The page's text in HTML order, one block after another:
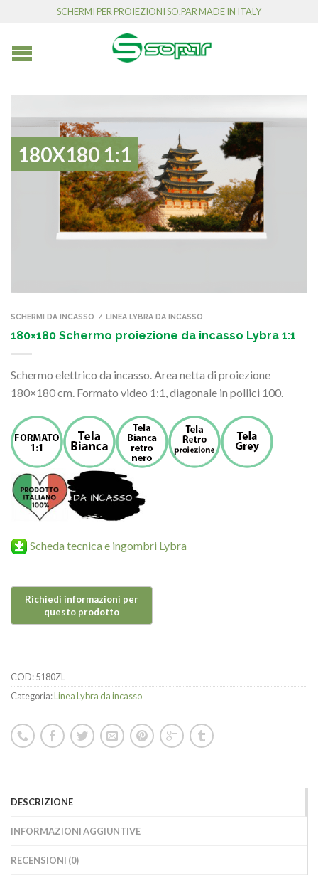
SCHERMI PER PROIEZIONI SO.PAR MADE IN ITALY
180X180 1:1
SCHERMI DA INCASSO / LINEA LYBRA DA INCASSO
180×180 Schermo proiezione da incasso Lybra 1:1
Schermo elettrico da incasso. Area netta di proiezione
180×180 cm. Formato video 1:1, diagonale in pollici 100.
Scheda tecnica e ingombri Lybra
COD:5180ZL
Categoria:Linea Lybra da incasso
DESCRIZIONE
INFORMAZIONI AGGIUNTIVE
RECENSIONI (0)